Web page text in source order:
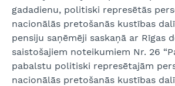
gadadienu, politiski represētās
nacionālās pretošanās kustības
pensiju saņēmēji saskaņā ar Rīgas
saistošajiem noteikumiem Nr. 26
pabalstu politiski represētajām
nacionālās pretošanās kustības